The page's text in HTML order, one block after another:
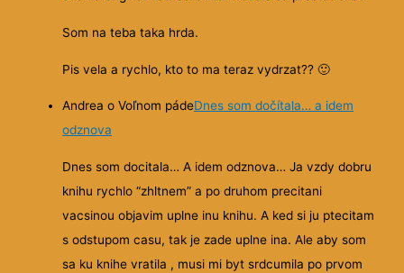
Som na teba taka hrda.
Pis vela a rychlo, kto to ma teraz vydrzat??🙂
Andrea o Voľnom pádeDnes som dočítala… a idem
odznova
Dnes som docitala… A idem odznova… Ja vzdy dobru
knihu rychlo “zhltnem” a po druhom precitani
vacsinou objavim uplne inu knihu. A ked si ju ptecitam
s odstupom casu, tak je zade uplne ina. Ale aby som
sa ku knihe vratila , musi mi byt srdcumila po prvom